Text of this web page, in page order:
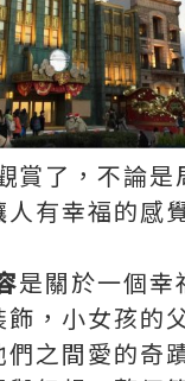
賞了，不論是
有幸福的感
是關於一個幸
，小女孩的
之間愛的奇